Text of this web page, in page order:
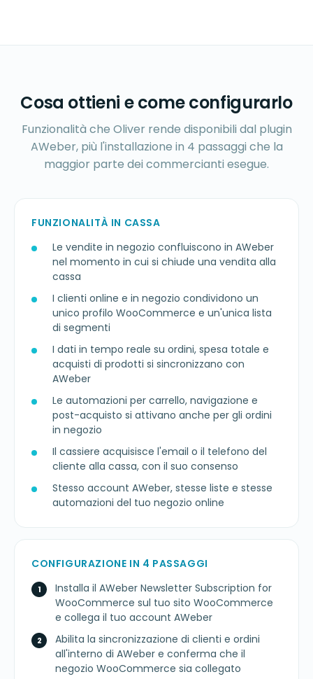
Cosa ottieni e come configurarlo
Funzionalità che Oliver rende disponibili dal plugin
AWeber, più l'installazione in 4 passaggi che la
maggior parte dei commercianti esegue.
FUNZIONALITÀ IN CASSA
Le vendite in negozio confluiscono in AWeber
nel momento in cui si chiude una vendita alla
cassa
I clienti online e in negozio condividono un
unico profilo WooCommerce e un'unica lista
di segmenti
I dati in tempo reale su ordini, spesa totale e
acquisti di prodotti si sincronizzano con
AWeber
Le automazioni per carrello, navigazione e
post-acquisto si attivano anche per gli ordini
in negozio
Il cassiere acquisisce l'email o il telefono del
cliente alla cassa, con il suo consenso
Stesso account AWeber, stesse liste e stesse
automazioni del tuo negozio online
CONFIGURAZIONE IN 4 PASSAGGI
Installa il AWeber Newsletter Subscription for
WooCommerce sul tuo sito WooCommerce
e collega il tuo account AWeber
Abilita la sincronizzazione di clienti e ordini
all'interno di AWeber e conferma che il
negozio WooCommerce sia collegato